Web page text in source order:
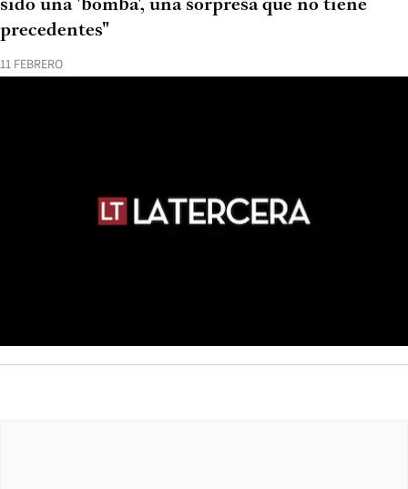
11 FEBRERO
sido una 'bomba', una sorpresa que no tiene
precedentes"